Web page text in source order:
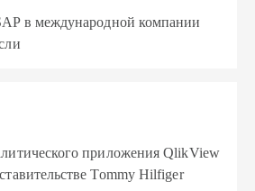
в международной компании
приложения QlikView
Tommy Hilfiger